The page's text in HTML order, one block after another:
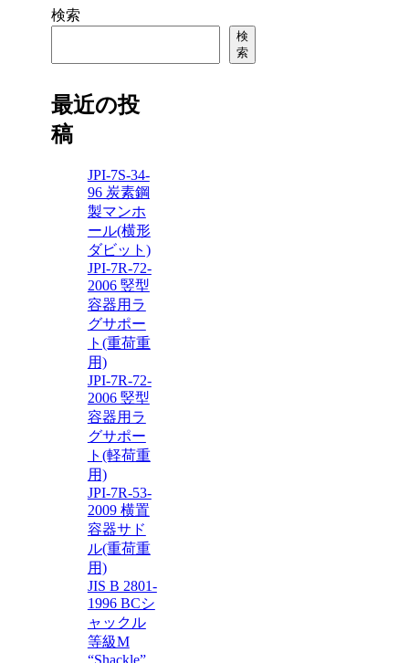
検索
検
索
最近の投
稿
JPI-7S-34-
96 炭素鋼
製マンホ
ール(横形
ダビット)
JPI-7R-72-
2006 竪型
容器用ラ
グサポー
ト(重荷重
用)
JPI-7R-72-
2006 竪型
容器用ラ
グサポー
ト(軽荷重
用)
JPI-7R-53-
2009 横置
容器サド
ル(重荷重
用)
JIS B 2801-
1996 BCシ
ャックル
等級M
“Shackle”